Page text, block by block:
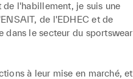
l'habillement, je suis une
de l'EDHEC et de
dans le secteur du sportswear
à leur mise en marché, et